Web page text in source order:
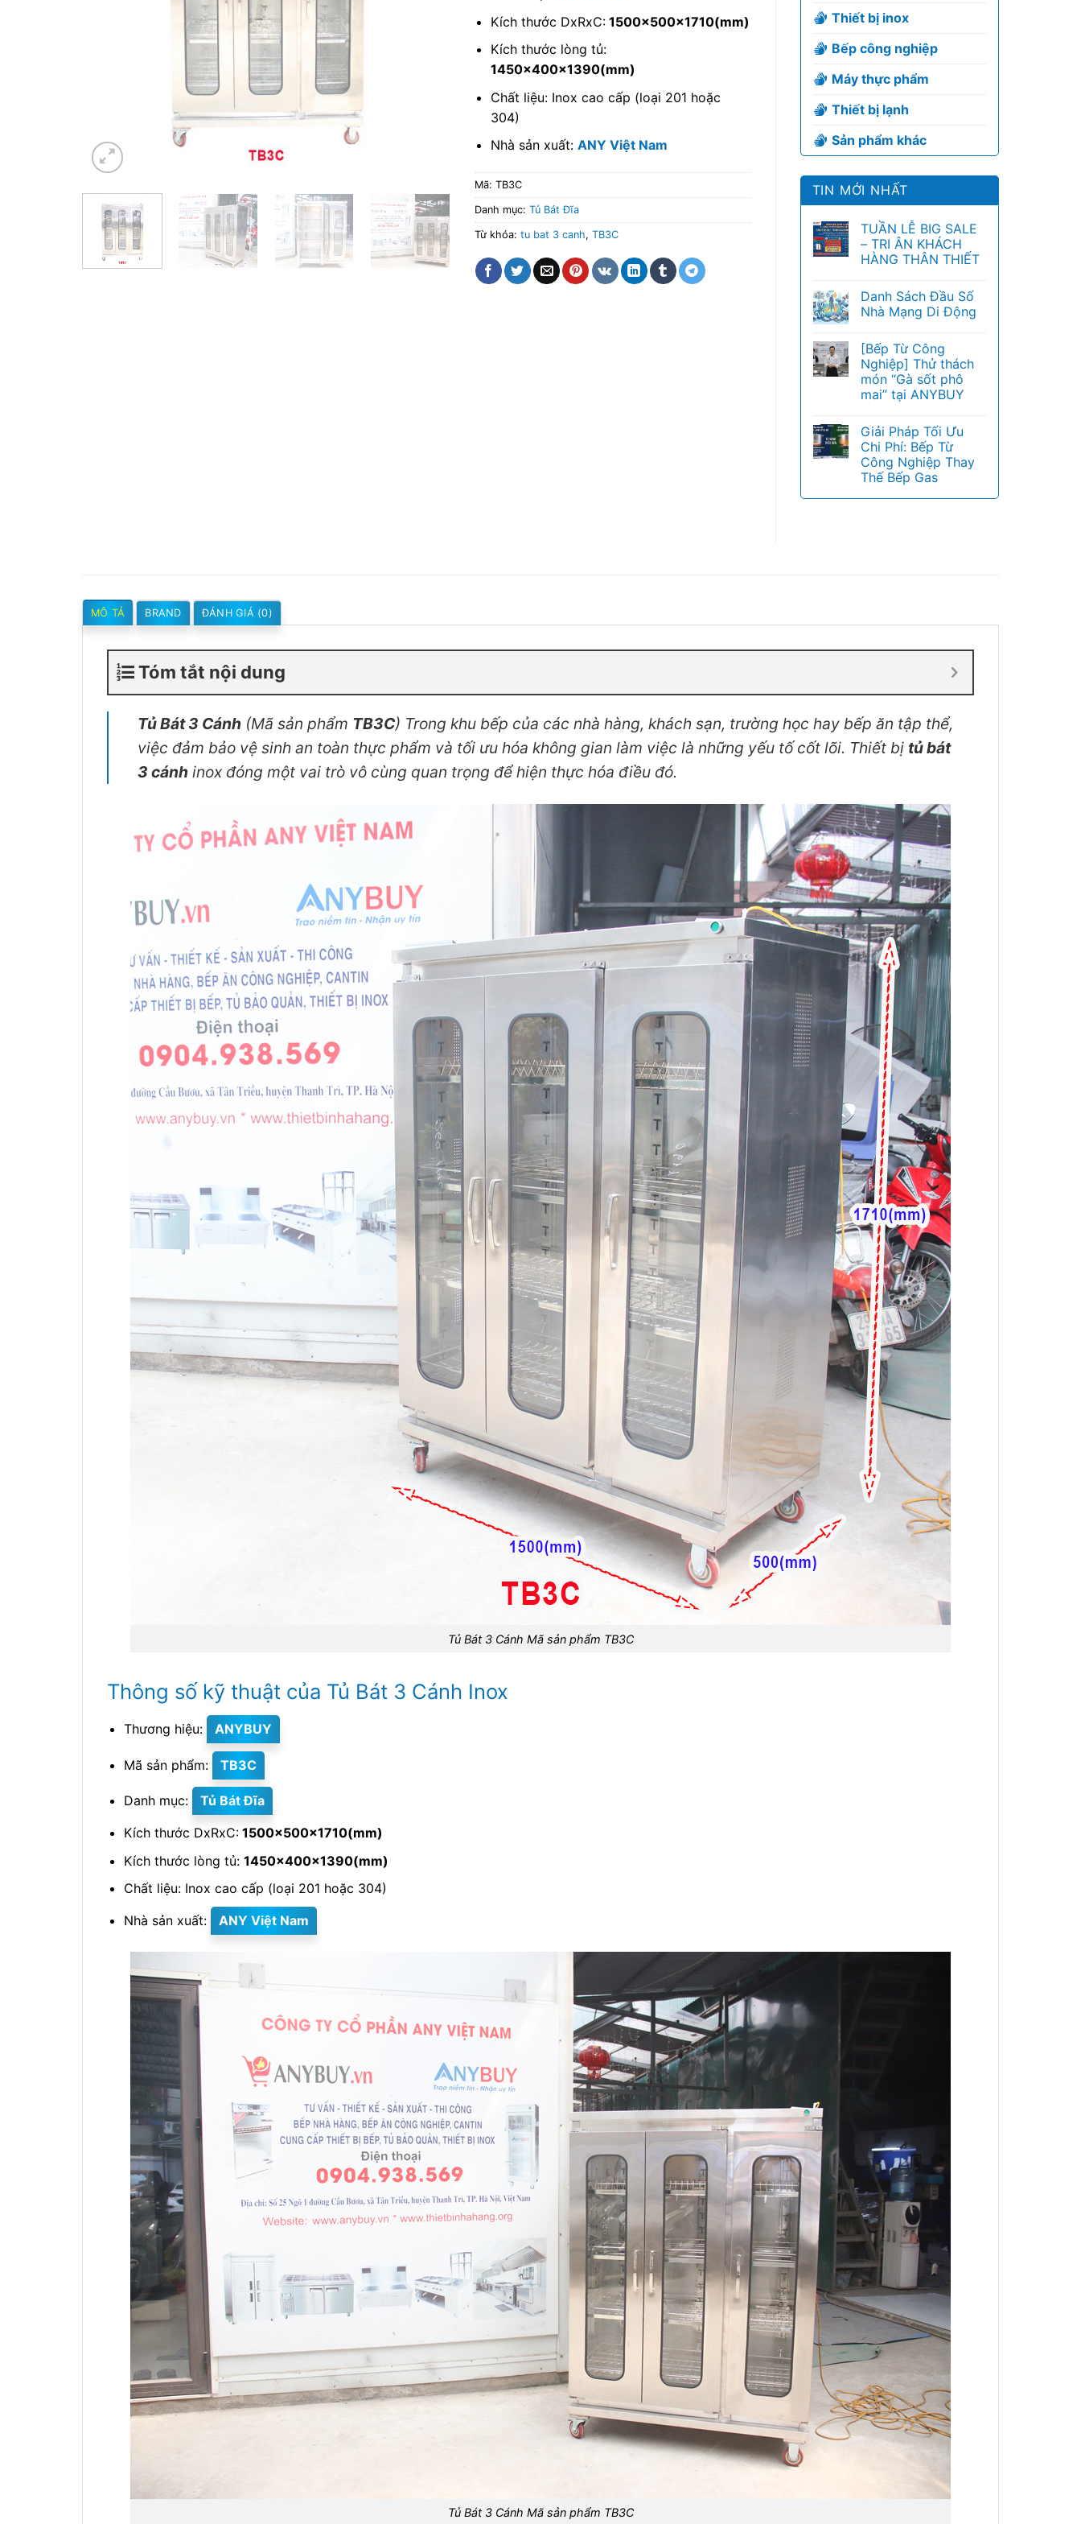
Kích thước DxRxC: 1500x500x1710(mm)
Kích thước lòng tủ:
1450x400x1390(mm)
Chất liệu: Inox cao cấp (loại 201 hoặc
304)
Nhà sản xuất:ANY Việt Nam
Mã: TB3C
Danh mục: Tủ Bát Đĩa
Từ khóa: tu bat 3 canh, TB3C
Thiết bị inox
Bếp công nghiệp
Máy thực phẩm
Thiết bị lạnh
Sản phẩm khác
TIN MỚI NHẤT
TUẦN LỄ BIG SALE
– TRI ÂN KHÁCH
HÀNG THÂN THIẾT
Danh Sách Đầu Số
Nhà Mạng Di Động
[Bếp Từ Công
Nghiệp] Thử thách
món “Gà sốt phô
mai” tại ANYBUY
Giải Pháp Tối Ưu
Chi Phí: Bếp Từ
Công Nghiệp Thay
Thế Bếp Gas
MÔ TẢ BRAND ĐÁNH GIÁ (0)
Tóm tắt nội dung
Tủ Bát 3 Cánh (Mã sản phẩm TB3C) Trong khu bếp của các nhà hàng, khách sạn, trường học hay bếp ăn tập thể,
việc đảm bảo vệ sinh an toàn thực phẩm và tối ưu hóa không gian làm việc là những yếu tố cốt lõi. Thiết bị tủ bát
3 cánh inox đóng một vai trò vô cùng quan trọng để hiện thực hóa điều đó.
Tủ Bát 3 Cánh Mã sản phẩm TB3C
Thông số kỹ thuật của Tủ Bát 3 Cánh Inox
Thương hiệu: ANYBUY
Mã sản phẩm: TB3C
Danh mục:
Tủ Bát Đĩa
Kích thước DxRxC:1500x500x1710(mm)
Kích thước lòng tủ: 1450x400x1390(mm)
Chất liệu: Inox cao cấp (loại 201 hoặc 304)
Nhà sản xuất:
ANY Việt Nam
Tủ Bát 3 Cánh Mã sản phẩm TB3C